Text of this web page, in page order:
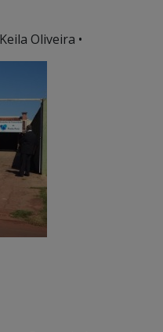
Oliveira •